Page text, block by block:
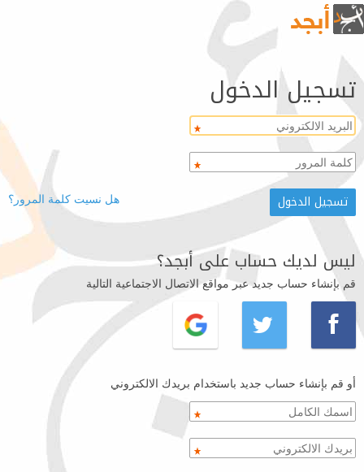
تسجيل الدخول
هل نسيت كلمة المرور؟
ليس لديك حساب على أبجد؟
قم بإنشاء حساب جديد عبر مواقع الاتصال الاجتماعية التالية
أو قم بإنشاء حساب جديد باستخدام بريدك الالكتروني